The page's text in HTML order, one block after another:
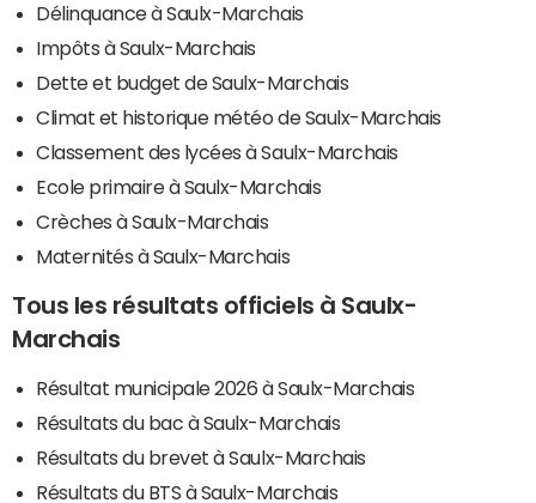
Délinquance à Saulx-Marchais
Impôts à Saulx-Marchais
Dette et budget de Saulx-Marchais
Climat et historique météo de Saulx-Marchais
Classement des lycées à Saulx-Marchais
Ecole primaire à Saulx-Marchais
Crèches à Saulx-Marchais
Maternités à Saulx-Marchais
Tous les résultats officiels à Saulx-
Marchais
Résultat municipale 2026 à Saulx-Marchais
Résultats du bac à Saulx-Marchais
Résultats du brevet à Saulx-Marchais
Résultats du BTS à Saulx-Marchais